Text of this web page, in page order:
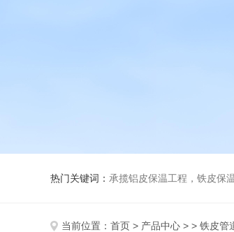
热门关键词： 承揽铝皮保温工程，铁皮保
当前位置： 首页 > 产品中心 > > 铁皮管